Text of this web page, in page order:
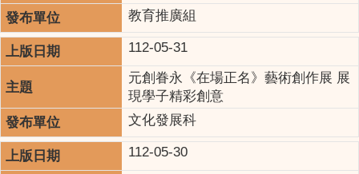
教育推廣組
112-05-31
元創眷永《在場正名》藝術創作展 展
現學子精彩創意
文化發展科
112-05-30